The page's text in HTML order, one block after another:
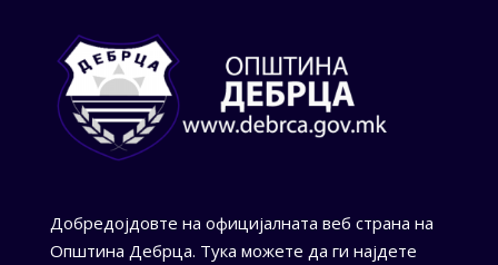
Добредојдовте на официјалната веб страна на
Општина Дебрца. Тука можете да ги најдете